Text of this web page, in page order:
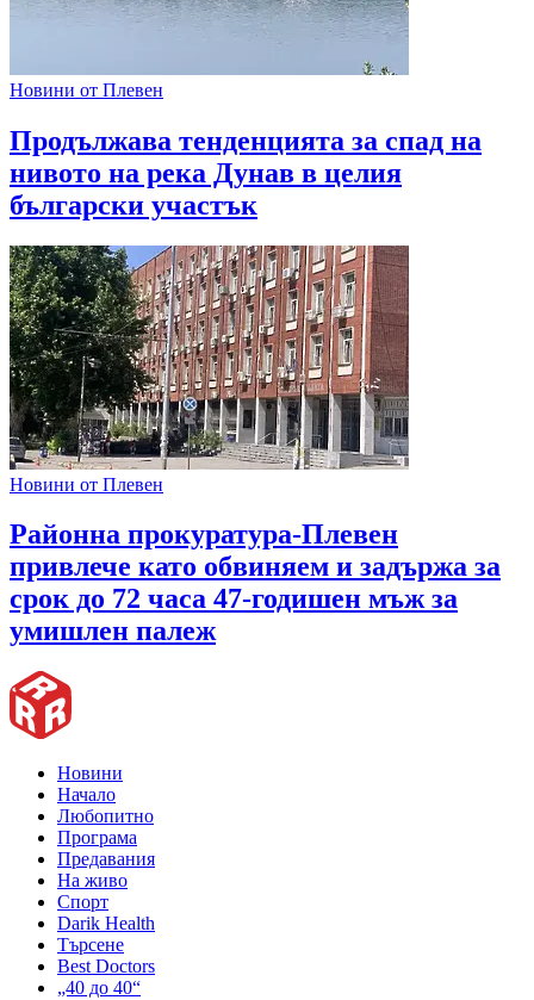
Новини от Плевен
Продължава тенденцията за спад на
нивото на река Дунав в целия
български участък
Новини от Плевен
Районна прокуратура-Плевен
привлече като обвиняем и задържа за
срок до 72 часа 47-годишен мъж за
умишлен палеж
Новини
Начало
Любопитно
Програма
Предавания
На живо
Спорт
Darik Health
Търсене
Best Doctors
„40 до 40“